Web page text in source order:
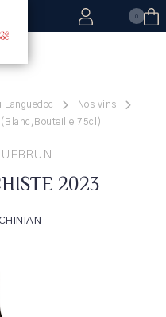
0
Languedoc
Nos vins
(Blanc,Bouteille 75cl)
2023